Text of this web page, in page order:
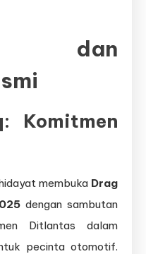
dan
Komitmen
membuka Drag
dengan sambutan
Ditlantas dalam
pecinta otomotif.